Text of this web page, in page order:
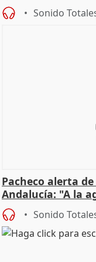
Sonido
Pacheco alerta
Andalucía: "A la
Sonido